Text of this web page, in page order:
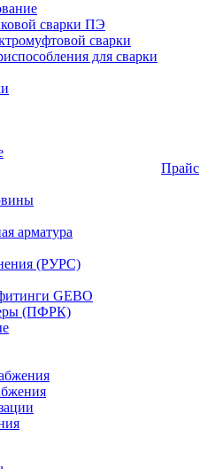
сварки ПЭ
сварки
для сварки
арматура
(РУРС)
GEBO
(ПФРК)
Прайс